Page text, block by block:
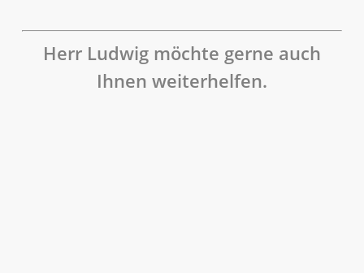
Herr Ludwig möchte gerne auch
Ihnen weiterhelfen.